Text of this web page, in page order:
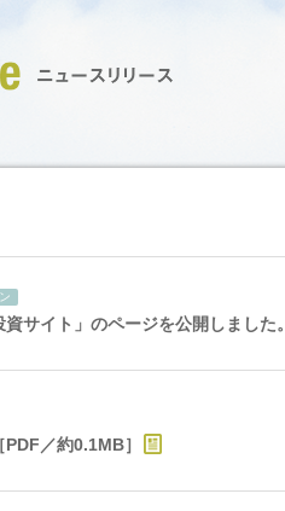
資サイト」のページを公開しました。
［PDF／約0.1MB］